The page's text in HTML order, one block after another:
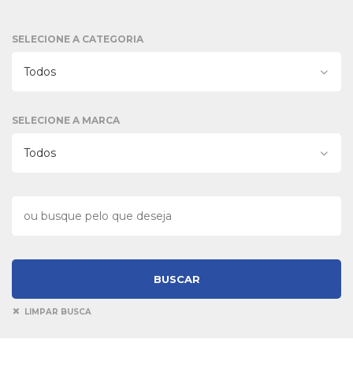
SELECIONE A CATEGORIA
SELECIONE A MARCA
LIMPAR BUSCA